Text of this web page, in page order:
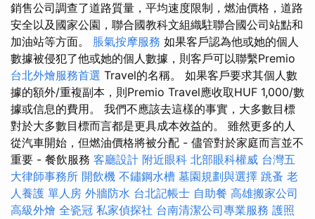
銷售公司調查了道路質量，平均速度限制，燃油價格，道路
安全以及國家公園，聯合國教科文組織駐聯合國公司站點和
加油站等方面。 脹氣按摩服務 如果客戶認為他或她的個人
數據被侵犯了他或她的個人數據，則客戶可以聯繫Premio
台北外燴服務首選 Travel的名稱。 如果客戶要求其個人數
據的額外/重複副本，則Premio Travel應收取HUF 1,000/數
據或信息的費用。 我們不應該去這樣的事實，大多數目標
對於大多數目標而言都是更具成本效益的。 雖然更多的人
從汽車開始，但燃油價格將被分配 - 儘管對於家庭而言並不
重要 - 餐飲服務 客廳設計 附近眼科 北部眼科權威 台灣五
大律師事務所 開飲機 不鏽鋼水槽 墓園規劃與選擇 跳蚤 老
人養護 單人房 外牆防水 台北記帳士 自助餐 高雄搬家公司
高級外燴 全瓷冠 私家偵探社 台南清潔公司專業服務 護照